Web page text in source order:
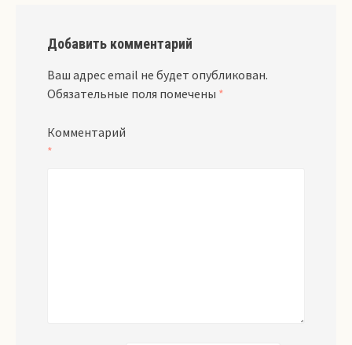
Добавить комментарий
Ваш адрес email не будет опубликован.
Обязательные поля помечены *
Комментарий
*